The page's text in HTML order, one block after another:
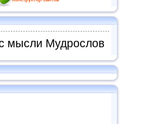
мысли Мудрослов